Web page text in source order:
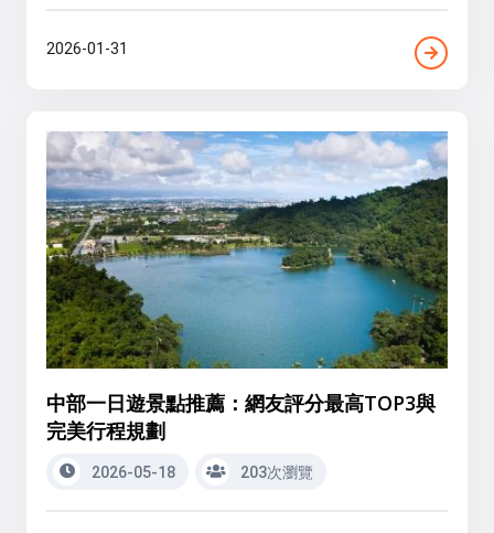
2026-01-31
中部一日遊景點推薦：網友評分最高TOP3與
完美行程規劃
2026-05-18 203次瀏覽